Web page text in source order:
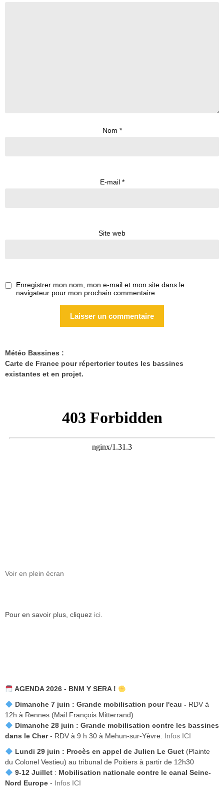
Nom *
E-mail *
Site web
Enregistrer mon nom, mon e-mail et mon site dans le
navigateur pour mon prochain commentaire.
Météo Bassines :
Carte de France pour répertorier toutes les bassines
existantes et en projet.
Voir en plein écran
Pour en savoir plus, cliquez ici.
AGENDA 2026 - BNM Y SERA !
Dimanche 7 juin : Grande mobilisation pour l'eau - RDV à
12h à Rennes (Mail François Mitterrand)
Dimanche 28 juin : Grande mobilisation contre les bassines
dans le Cher- RDV à 9 h 30 à Mehun-sur-Yèvre. Infos ICI
Lundi 29 juin : Procès en appel de Julien Le Guet(Plainte
du Colonel Vestieu) au tribunal de Poitiers à partir de 12h30
9-12 Juillet: Mobilisation nationale contre le canal Seine-
Nord Europe - Infos ICI